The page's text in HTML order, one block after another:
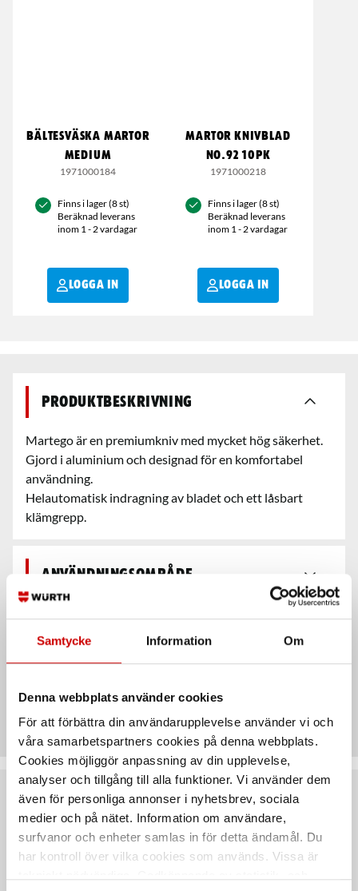
Samtycke Information Om
Denna webbplats använder cookies
För att förbättra din användarupplevelse använder vi och
våra samarbetspartners cookies på denna webbplats.
Cookies möjliggör anpassning av din upplevelse,
analyser och tillgång till alla funktioner. Vi använder dem
även för personliga annonser i nyhetsbrev, sociala
medier och på nätet. Information om användare,
surfvanor och enheter samlas in för detta ändamål. Du
har kontroll över vilka cookies som används. Vissa är
BÄLTESVÄSKA MARTOR
MEDIUM
1971000184
Finns i lager (8 st)
Beräknad leverans
inom 1 - 2 vardagar
LOGGA IN
MARTOR KNIVBLAD
NO.92 10PK
1971000218
Finns i lager (8 st)
Beräknad leverans
inom 1 - 2 vardagar
LOGGA IN
Produktbeskrivning
Martego är en premiumkniv med mycket hög säkerhet.
Gjord i aluminium och designad för en komfortabel
användning.
Helautomatisk indragning av bladet och ett låsbart
klämgrepp.
Användningsområde
Egenskaper
Teknisk data
Rekommenderat baserat på vald produkt